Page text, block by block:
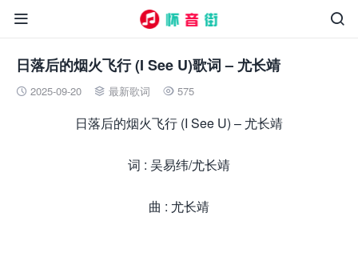


日落后的烟火飞行 (I See U)歌词 – 尤长靖
 2025-09-20  最新歌词  575
日落后的烟火飞行 (I See U) – 尤长靖
词 : 吴易纬/尤长靖
曲 : 尤长靖